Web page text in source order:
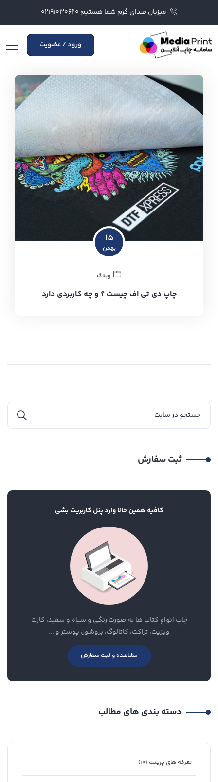
میزبان صدای گرم شما هستیم ۰۲۱۹۱۰۳۰۶۲۰
ورود / عضویت
۱۵
بهمن
وبلاگ
چاپ دی تی اف چیست ؟ و چه کاربردی دارد
ثبت سفارش
کافیه همین حالا وارد پنل کاربریت بشی
چاپ انواع کتاب ها به صورت رنگی و سیاه و سفید، کارت
ویزیت، تراکت، کاتالوگ، بروشور، پوستر و ...
مشاهده و ثبت سفارش
دسته بندی های مطالب
تعرفه های پرینت (۱۰)